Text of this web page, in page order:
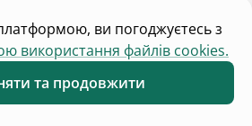
ви погоджуєтесь з
використання файлів cookies.
та продовжити
Каталог